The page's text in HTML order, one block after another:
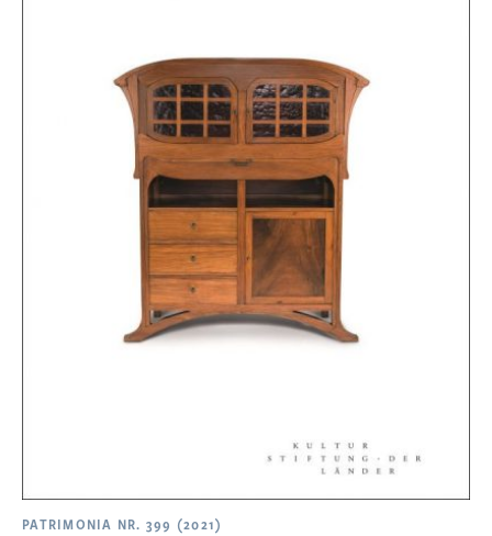
PATRIMONIA NR. 399 (2021)